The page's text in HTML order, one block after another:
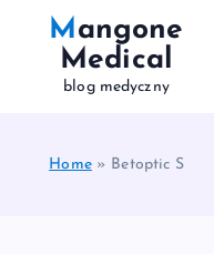
Mangone
Medical
blog medyczny
Home» Betoptic S